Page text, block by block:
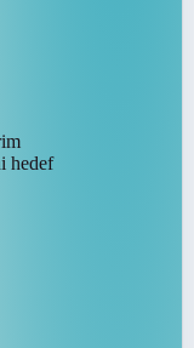
hedef